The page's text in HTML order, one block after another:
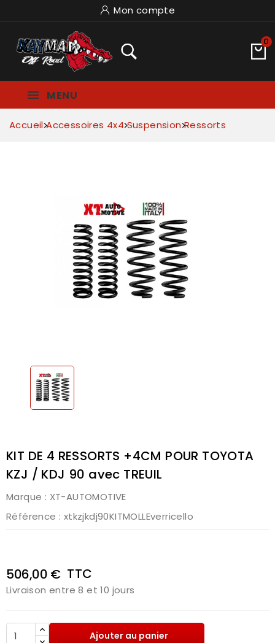
Mon compte
0
MENU
Accueil Accessoires 4x4 Suspension Ressorts
KIT DE 4 RESSORTS +4CM POUR TOYOTA
KZJ / KDJ 90 avec TREUIL
Marque : XT-AUTOMOTIVE
Référence : xtkzjkdj90KITMOLLEverricello
506,00 € TTC
Livraison entre 8 et 10 jours
Ajouter au panier